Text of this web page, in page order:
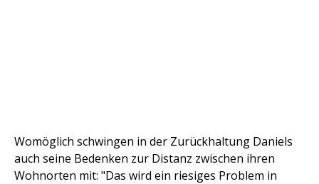
Womöglich schwingen in der Zurückhaltung Daniels
auch seine Bedenken zur Distanz zwischen ihren
Wohnorten mit: "Das wird ein riesiges Problem in